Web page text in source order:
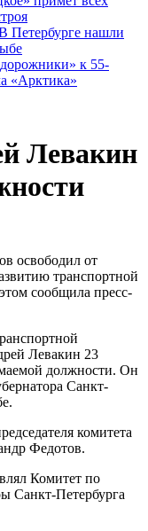
Петербурге нашли
к 55-
«Арктика»
Левакин
освободил от
транспортной
сообщила пресс-
Левакин 23
должности. Он
Санкт-
комитета
Федотов.
Комитет по
Санкт-Петербурга